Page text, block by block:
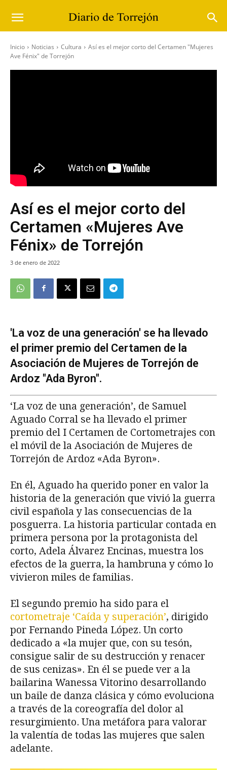
Inicio Noticias Cultura
Así es el mejor corto del Certamen "Mujeres
Ave Fénix" de Torrejón
Así es el mejor corto del
Certamen «Mujeres Ave
Fénix» de Torrejón
3 de enero de 2022
'La voz de una generación' se ha llevado
el primer premio del Certamen de la
Asociación de Mujeres de Torrejón de
Ardoz "Ada Byron".
‘La voz de una generación’, de Samuel
Aguado Corral se ha llevado el primer
premio del I Certamen de Cortometrajes con
el móvil de la Asociación de Mujeres de
Torrejón de Ardoz «Ada Byron».
En él, Aguado ha querido poner en valor la
historia de la generación que vivió la guerra
civil española y las consecuencias de la
posguerra. La historia particular contada en
primera persona por la protagonista del
corto, Adela Álvarez Encinas, muestra los
efectos de la guerra, la hambruna y cómo lo
vivieron miles de familias.
El segundo premio ha sido para el
cortometraje ‘Caída y superación’, dirigido
por Fernando Pineda López. Un corto
dedicado a «la mujer que, con su tesón,
consigue salir de su destrucción y renacer
de sus cenizas». En él se puede ver a la
bailarina Wanessa Vitorino desarrollando
un baile de danza clásica y cómo evoluciona
a través de la coreografía del dolor al
resurgimiento. Una metáfora para valorar
la valentía de todas las mujeres que salen
adelante.